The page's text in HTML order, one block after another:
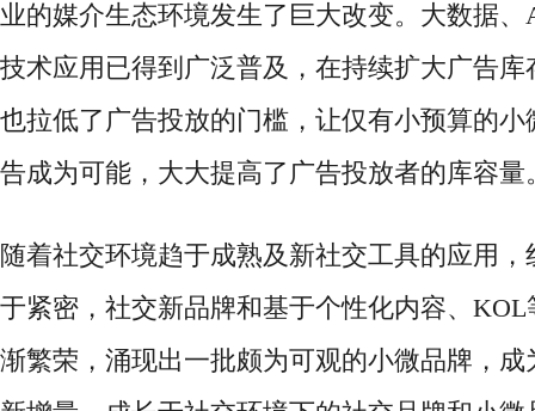
业的媒介生态环境发生了巨大改变。大数据、
技术应用已得到广泛普及，在持续扩大广告库
也拉低了广告投放的门槛，让仅有小预算的小
告成为可能，大大提高了广告投放者的库容量
随着社交环境趋于成熟及新社交工具的应用
于紧密，社交新品牌和基于个性化内容、 KOL
渐繁荣，涌现出一批颇为可观的小微品牌，成